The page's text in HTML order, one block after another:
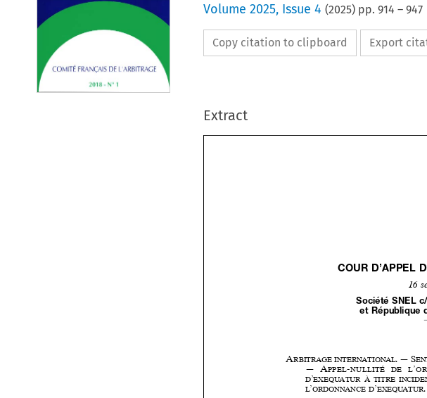
Volume 2025, Issue 4 (2025) pp. 914 – 947
Copy citation to clipboard Export
Extract
      
    
    
     
Société
et